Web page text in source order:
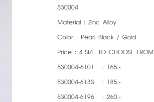
530004
Material : Zinc Alloy
Color : Pearl Black / Gold
Price : 4 SIZE TO CHOOSE FROM
530004-6101 : 165.-
530004-6133 : 185.-
530004-6196 : 260.-